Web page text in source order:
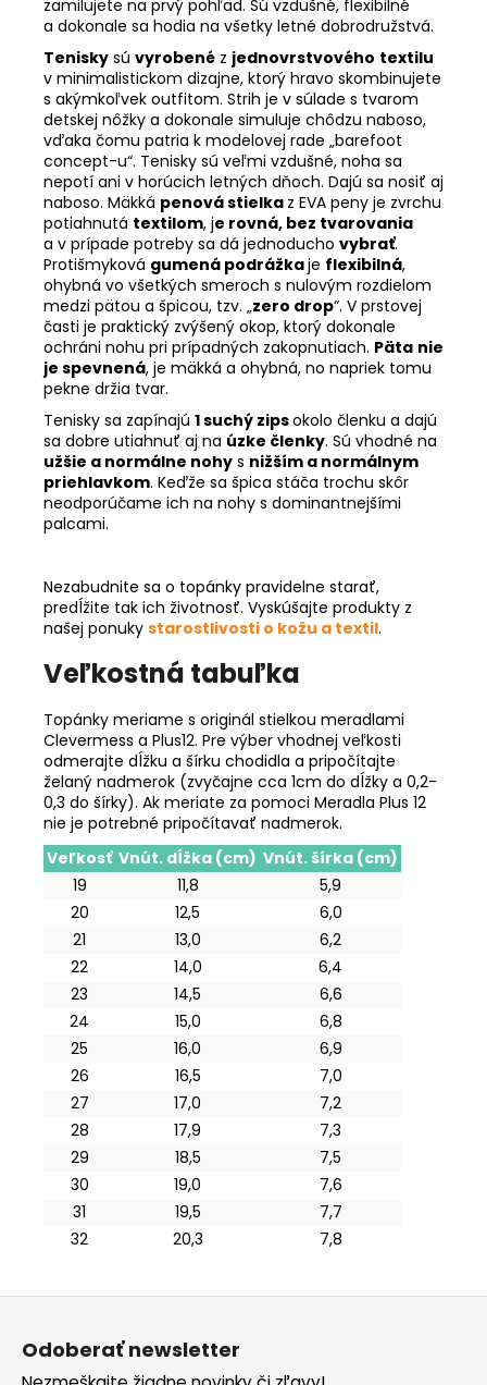
zamilujete na prvý pohľad. Sú vzdušné, flexibilné
a dokonale sa hodia na všetky letné dobrodružstvá.
Tenisky sú vyrobené z jednovrstvového textilu
v minimalistickom dizajne, ktorý hravo skombinujete
s akýmkoľvek outfitom. Strih je v súlade s tvarom
detskej nôžky a dokonale simuluje chôdzu naboso,
vďaka čomu patria k modelovej rade „barefoot
concept-u“. Tenisky sú veľmi vzdušné, noha sa
nepotí ani v horúcich letných dňoch. Dajú sa nosiť aj
naboso. Mäkká penová stielka z EVA peny je zvrchu
potiahnutá textilom, je rovná, bez tvarovania
a v prípade potreby sa dá jednoducho vybrať.
Protišmyková gumená podrážkaje flexibilná,
ohybná vo všetkých smeroch s nulovým rozdielom
medzi pätou a špicou, tzv. „zero drop“. V prstovej
časti je praktický zvýšený okop, ktorý dokonale
ochráni nohu pri prípadných zakopnutiach. Päta nie
je spevnená, je mäkká a ohybná, no napriek tomu
pekne držia tvar.
Tenisky sa zapínajú 1 suchý zipsokolo členku a dajú
sa dobre utiahnuť aj na úzke členky. Sú vhodné na
užšie a normálne nohy s nižším a normálnym
priehlavkom. Keďže sa špica stáča trochu skôr
neodporúčame ich na nohy s dominantnejšími
palcami.
Nezabudnite sa o topánky pravidelne starať,
predĺžite tak ich životnosť. Vyskúšajte produkty z
našej ponuky starostlivosti o kožu a textil.
Veľkostná tabuľka
Topánky meriame s originál stielkou meradlami
Clevermess a Plus12. Pre výber vhodnej veľkosti
odmerajte dĺžku a šírku chodidla a pripočítajte
želaný nadmerok (zvyčajne cca 1cm do dĺžky a 0,2-
0,3 do šírky). Ak meriate za pomoci Meradla Plus 12
nie je potrebné pripočítavať nadmerok.
Veľkosť Vnút. dĺžka (cm) Vnút. šírka (cm)
19
11,8
5,9
20
12,5
6,0
21
13,0
6,2
22
14,0
6,4
23
14,5
6,6
24
15,0
6,8
25
16,0
6,9
26
16,5
7,0
27
17,0
7,2
28
17,9
7,3
29
18,5
7,5
30
19,0
7,6
31
19,5
7,7
32
20,3 7,8
Odoberať newsletter